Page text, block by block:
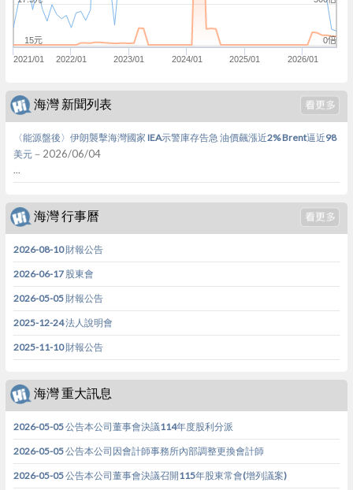
2021/01 2022/01 2023/01 2024/01 2025/01 2026/01
0倍
15元
海灣 新聞列表
〈能源盤後〉伊朗襲擊海灣國家 IEA示警庫存告急 油價飆漲近2% Brent逼近98
美元－2026/06/04
...
海灣 行事曆
2026-08-10 財報公告
2026-06-17 股東會
2026-05-05 財報公告
2025-12-24 法人說明會
2025-11-10 財報公告
海灣 重大訊息
2026-05-05 公告本公司董事會決議114年度股利分派
2026-05-05 公告本公司因會計師事務所內部調整更換會計師
2026-05-05 公告本公司董事會決議召開115年股東常會(增列議案)